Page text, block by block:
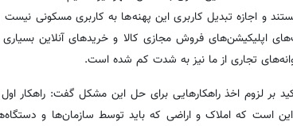
و اجازه تبدیل کاربری این پهنه‌ها به کاربری مسکونی
اپلیکیشن‌های فروش مجازی کالا و خریدهای آنلاین بسیاری
تجاری از ما نیز به شدت کم شده است.
بر لزوم اخذ راهکارهایی برای حل این مشکل گفت:
این است که املاک و اراضی که باید توسط سازمان‌ها و